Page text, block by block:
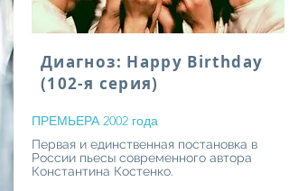
Диагноз: Happy Birthday
(102-я серия)
ПРЕМЬЕРА 2002 года
Первая и единственная постановка в
России пьесы современного автора
Константина Костенко.